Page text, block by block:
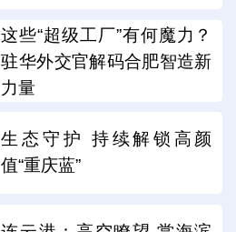
这些“超级工厂”有何魔力？
驻华外交官解码合肥智造新
力量
生态守护 持续解锁高颜
值“重庆蓝”